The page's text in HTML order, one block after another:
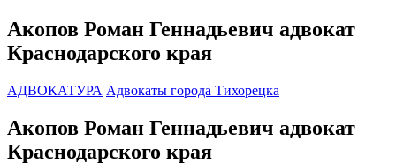
Акопов Роман Геннадьевич адвокат
Краснодарского края
АДВОКАТУРА Адвокаты города Тихорецка
Акопов Роман Геннадьевич адвокат
Краснодарского края